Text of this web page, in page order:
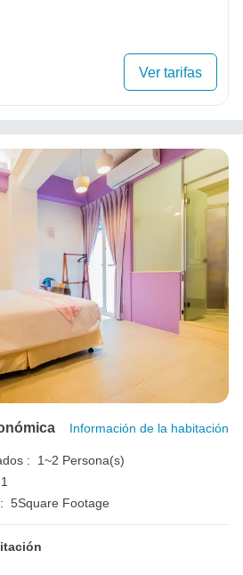
Ver tarifas
Información de la habitación
:
1~2 Persona(s)
5Square Footage